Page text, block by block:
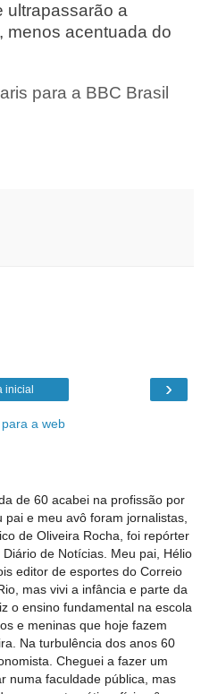
ultrapassarão a
menos acentuada do
para a BBC Brasil
›
inicial
a web
de 60 acabei na profissão por
pai e meu avô foram jornalistas,
de Oliveira Rocha, foi repórter
de Notícias. Meu pai, Hélio
editor de esportes do Correio
mas vivi a infância e parte da
o ensino fundamental na escola
e meninas que hoje fazem
Na turbulência dos anos 60
Cheguei a fazer um
numa faculdade pública, mas